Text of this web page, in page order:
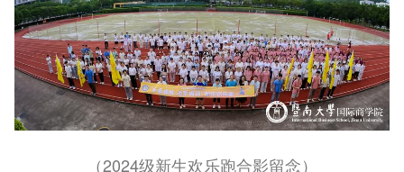
（2024级新生欢乐跑合影留念）